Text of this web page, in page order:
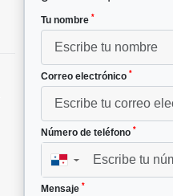
Tu nombre *
Correo electrónico *
Número de teléfono *
▼
Mensaje *